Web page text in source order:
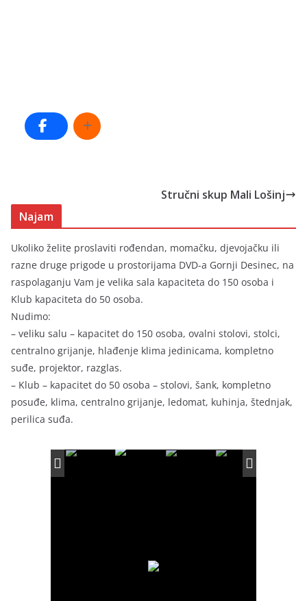
Stručni skup Mali Lošinj
Najam
Ukoliko želite proslaviti rođendan, momačku, djevojačku ili
razne druge prigode u prostorijama DVD-a Gornji Desinec, na
raspolaganju Vam je velika sala kapaciteta do 150 osoba i
Klub kapaciteta do 50 osoba.
Nudimo:
– veliku salu – kapacitet do 150 osoba, ovalni stolovi, stolci,
centralno grijanje, hlađenje klima jedinicama, kompletno
suđe, projektor, razglas.
– Klub – kapacitet do 50 osoba – stolovi, šank, kompletno
posuđe, klima, centralno grijanje, ledomat, kuhinja, štednjak,
perilica suđa.